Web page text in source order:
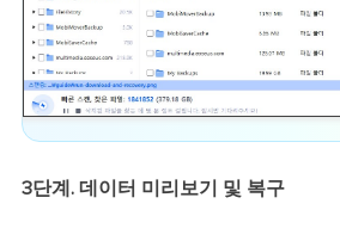
3단계. 데이터 미리보기 및 복구